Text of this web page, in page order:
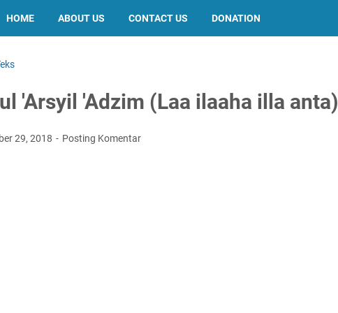
HOME ABOUT US CONTACT US DONATION
'Arsyil 'Adzim (Laa ilaaha illa anta)
29, 2018 Posting Komentar